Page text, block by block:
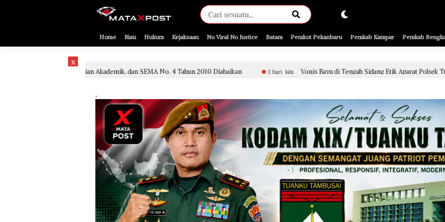
[gnpub_google_news_follow]
Home Riau Hukum Kejaksaan No Viral No Justice Batam Pemkot Pekanbaru Pemkab Kampar Pemkab
x
Kajian Akademik, dan SEMA No. 4 Tahun 2010 Diabaikan 2 hari lalu Vonis Bayu di Tengah Sidang Etik Aparat Polsek Tualang, Penanganan
.